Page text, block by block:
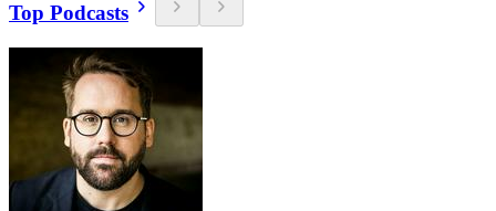
Top Podcasts